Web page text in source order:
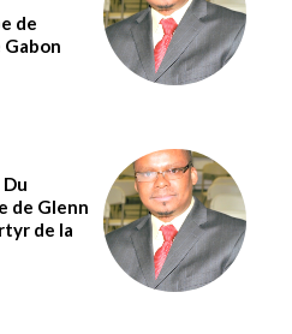
de
de Glenn
de la